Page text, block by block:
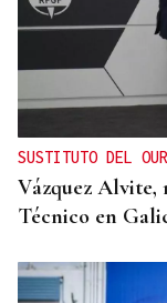
SUSTITUTO DEL
Vázquez Alvite,
Técnico en